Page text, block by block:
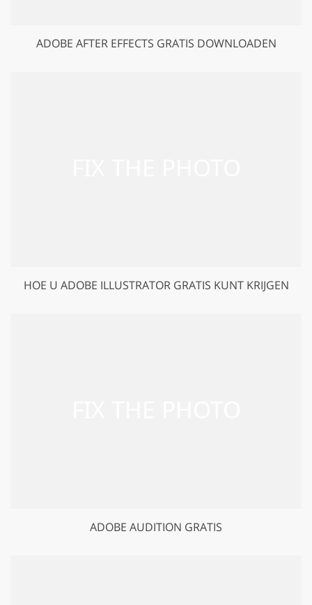
ADOBE AFTER EFFECTS GRATIS DOWNLOADEN
HOE U ADOBE ILLUSTRATOR GRATIS KUNT KRIJGEN
ADOBE AUDITION GRATIS